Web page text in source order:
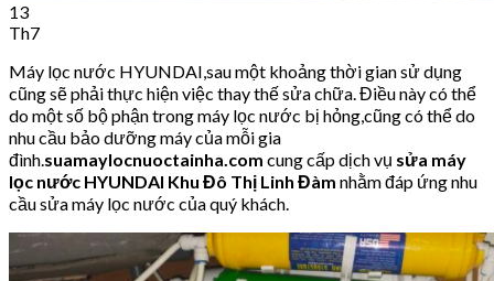
13
Th7
Máy lọc nước HYUNDAI,sau một khoảng thời gian sử dụng
cũng sẽ phải thực hiện việc thay thế sửa chữa. Điều này có thể
do một số bộ phận trong máy lọc nước bị hỏng,cũng có thể do
nhu cầu bảo dưỡng máy của mỗi gia
đình.suamaylocnuoctainha.com cung cấp dịch vụ sửa máy
lọc nước HYUNDAI Khu Đô Thị Linh Đàm nhằm đáp ứng nhu
cầu sửa máy lọc nước của quý khách.